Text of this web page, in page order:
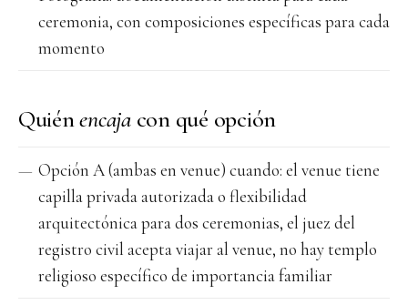
ceremonia, con composiciones específicas para cada
momento
Quiénencajacon qué opción
Opción A (ambas en venue) cuando: el venue tiene
capilla privada autorizada o flexibilidad
arquitectónica para dos ceremonias, el juez del
registro civil acepta viajar al venue, no hay templo
religioso específico de importancia familiar